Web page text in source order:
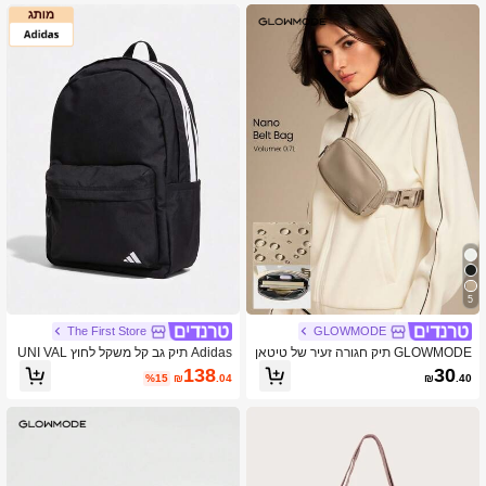
5
GLOWMODE
GLOWMODE תיק חגורה זעיר של טיטאן
ננו יומיומי קז'ואל
₪30.40
ים, קמפינג, רכיבה על אופניים ונסיעות
The First Store
Adidas תיק גב קל משקל לחוץ UNI VAL
3 BP 2026 קיץ חדש לגברים ונשים, תיק
גב מינימליסטי לנסיעות KZ2250
₪138.04
%15